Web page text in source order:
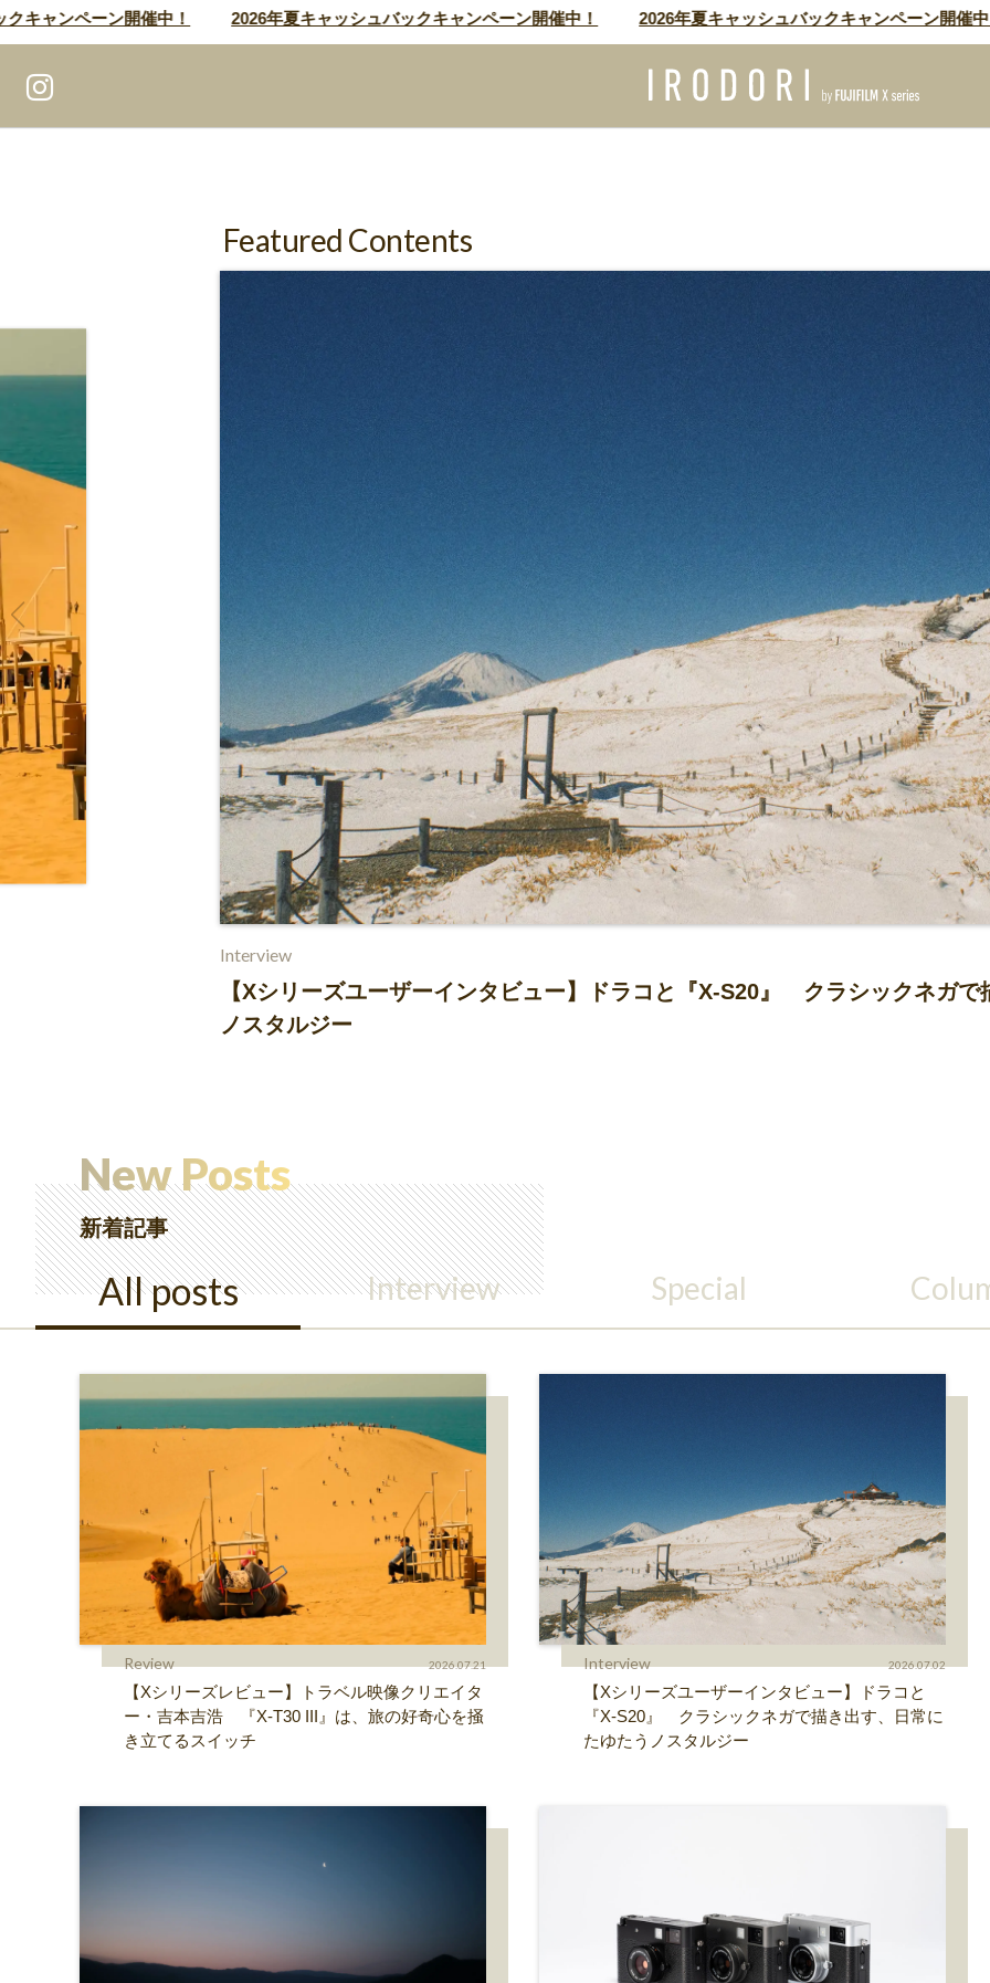
ペーン開催中！ 2026年夏キャッシュバックキャンペーン開催中！ 2026年夏キャッシュバックキャンペーン開催中！
Featured Contents
Column
旅を暮らしの延長線に──『X100VI』と海のある街 モロイ ユウダイvol.1
New Posts
新着記事
All posts Interview Special
Review 2026.07.21
【Xシリーズレビュー】トラベル映像クリエイタ
ー・吉本吉浩 『X-T30 III』は、旅の好奇心を掻
き立てるスイッチ
Interview 2026.07.02
【Xシリーズユーザーインタビュー】ドラコと
『X-S20』 クラシックネガで描き出す、日常に
たゆたうノスタルジー